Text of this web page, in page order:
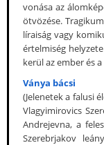
vonása az
ötvözése.
líraiság vagy
értelmiség
kerül az ember és
Ványa bácsi
(Jelenetek a falusi
Vlagyimirovics
Andrejevna, a
Szerebrjakov